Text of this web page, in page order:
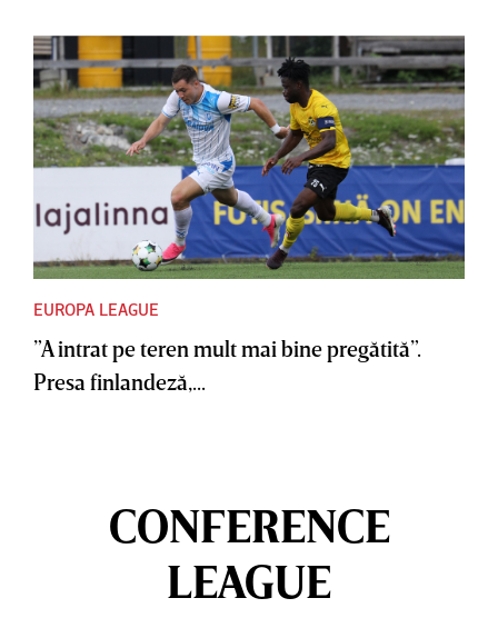
EUROPA LEAGUE
”A intrat pe teren mult mai bine pregătită”.
Presa finlandeză,...
CONFERENCE
LEAGUE